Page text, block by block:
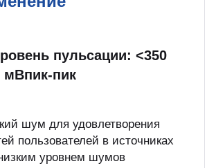
пульсации: <350
мВпик-пик
шум для удовлетворения
пользователей в источниках
уровнем шумов